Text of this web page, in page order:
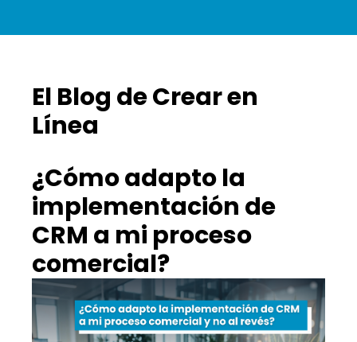
El Blog de Crear en
Línea
¿Cómo adapto la
implementación de
CRM a mi proceso
comercial?